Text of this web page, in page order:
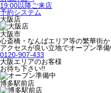
19:00以降ご来店
予約システム
大阪店
大阪市
心斎橋・なんばエリア等の繁華街か
アクセスが良い立地でオープン準備
0120-907-433
大阪エリアのお客様
お待ち下さい!!
博多駅前店